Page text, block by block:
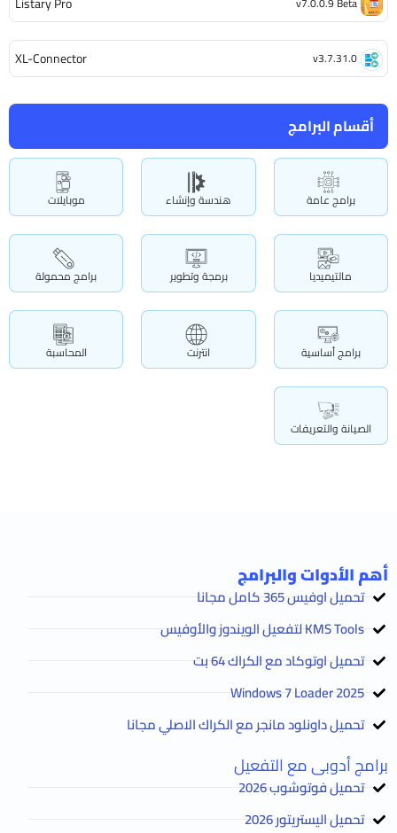
أقسام البرامج
برامج عامة هندسة وإنشاء موبايلات
مالتيميديا برمجة وتطوير برامج محمولة
برامج أساسية انترنت المحاسبة
الصيانة والتعريفات
XL-Connector v3.7.31.0
أهم الأدوات والبرامج
تحميل اوفيس 365 كامل مجانا
KMS Tools لتفعيل الويندوز والأوفيس
تحميل اوتوكاد مع الكراك 64 بت
2025 Windows 7 Loader
تحميل داونلود مانجر مع الكراك الاصلي مجانا
برامج أدوبى مع التفعيل
تحميل فوتوشوب 2026
تحميل اليستريتور 2026